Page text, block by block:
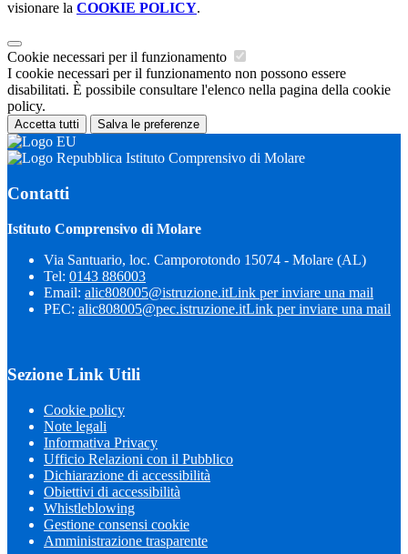
visionare la COOKIE POLICY.
Cookie necessari per il funzionamento
I cookie necessari per il funzionamento non possono essere
disabilitati. È possibile consultare l'elenco nella pagina della cookie
policy.
Accetta tutti Salva le preferenze
Istituto Comprensivo di Molare
Contatti
Istituto Comprensivo di Molare
Via Santuario, loc. Camporotondo 15074 - Molare (AL)
Tel: 0143 886003
Email: alic808005@istruzione.itLink per inviare una mail
PEC: alic808005@pec.istruzione.itLink per inviare una mail
Sezione Link Utili
Cookie policy
Note legali
Informativa Privacy
Ufficio Relazioni con il Pubblico
Dichiarazione di accessibilità
Obiettivi di accessibilità
Whistleblowing
Gestione consensi cookie
Amministrazione trasparente